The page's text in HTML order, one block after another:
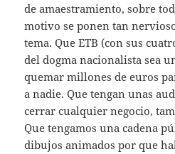
de amaestramiento, sobre
motivo se ponen tan
tema. Que ETB (con sus
del dogma nacionalista sea
quemar millones de euros
a nadie. Que tengan unas
cerrar cualquier negocio,
Que tengamos una cadena
dibujos animados por que